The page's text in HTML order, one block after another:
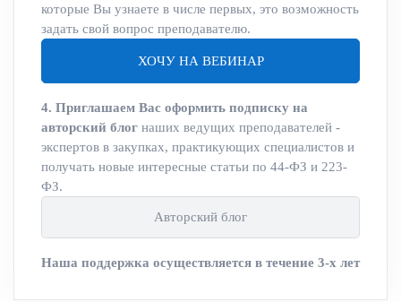
которые Вы узнаете в числе первых, это возможность
задать свой вопрос преподавателю.
ХОЧУ НА ВЕБИНАР
4. Приглашаем Вас оформить подписку на
авторский блог наших ведущих преподавателей -
экспертов в закупках, практикующих специалистов и
получать новые интересные статьи по 44-ФЗ и 223-
ФЗ.
Авторский блог
Наша поддержка осуществляется в течение 3-х лет